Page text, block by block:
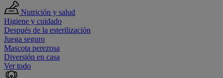
Nutrición y salud
Higiene y cuidado
Después de la esterilización
Juega seguro
Mascota perezosa
Diversión en casa
Ver todo